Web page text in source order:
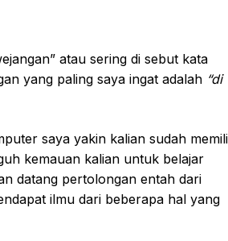
atau sering di sebut kata
yang paling saya ingat adalah “di
saya yakin kalian sudah
kemauan kalian untuk belajar
datang pertolongan entah dari
ilmu dari beberapa hal yang